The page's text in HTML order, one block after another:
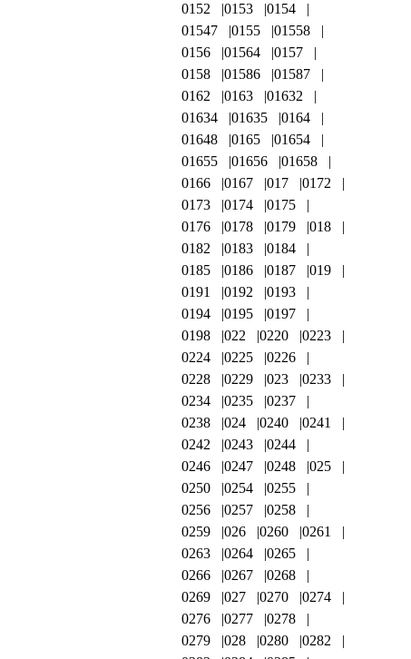
0152
0153
0154
01547
0155
01558
0156
01564
0157
0158
01586
01587
0162
0163
01632
01634
01635
0164
01648
0165
01654
01655
01656
01658
0166
0167 017
0172
0173
0174
0175
0176
0178 0179
018
0182
0183
0184
0185
0186 0187
019
0191
0192
0193
0194
0195
0197
0198
022 0220
0223
0224
0225
0226
0228
0229 023
0233
0234
0235
0237
0238
024 0240
0241
0242
0243
0244
0246
0247 0248
025
0250
0254
0255
0256
0257
0258
0259
026 0260
0261
0263
0264
0265
0266
0267
0268
0269
027 0270
0274
0276
0277
0278
0279
028 0280
0282